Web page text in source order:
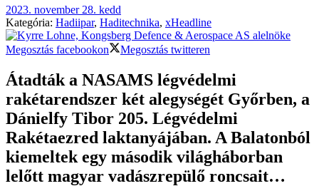
2023. november 28. kedd
Kategória: Hadiipar, Haditechnika, xHeadline
Megosztás facebookon Megosztás twitteren
Átadták a NASAMS légvédelmi
rakétarendszer két alegységét Győrben, a
Dánielfy Tibor 205. Légvédelmi
Rakétaezred laktanyájában. A Balatonból
kiemeltek egy második világháborban
lelőtt magyar vadászrepülő roncsait…